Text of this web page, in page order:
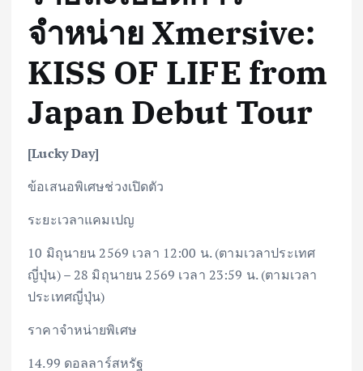
จำหน่าย Xmersive:
KISS OF LIFE from
Japan Debut Tour
[Lucky Day]
ข้อเสนอพิเศษช่วงเปิดตัว
ระยะเวลาแคมเปญ
10 มิถุนายน 2569 เวลา 12:00 น. (ตามเวลาประเทศ
ญี่ปุ่น) – 28 มิถุนายน 2569 เวลา 23:59 น. (ตามเวลา
ประเทศญี่ปุ่น)
ราคาจำหน่ายพิเศษ
14.99 ดอลลาร์สหรัฐ